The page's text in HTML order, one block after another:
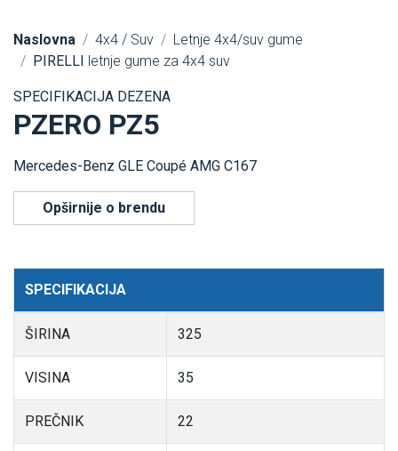
Naslovna 4x4 / Suv
Letnje 4x4/suv gume
PIRELLI letnje gume za 4x4 suv
SPECIFIKACIJA DEZENA
PZERO PZ5
Mercedes-Benz GLE Coupé AMG C167
Opširnije o brendu
SPECIFIKACIJA
ŠIRINA 325
VISINA 35
PREČNIK 22